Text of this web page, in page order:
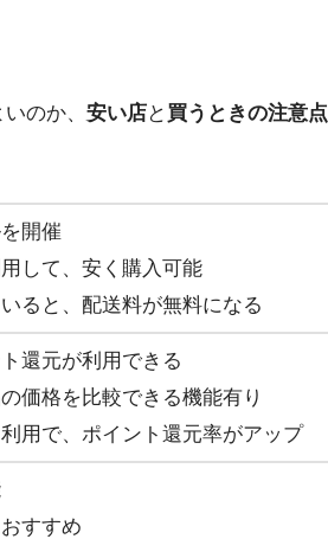
のか、 安い店と 買うときの注意点
開催
して、安く購入可能
ると、配送料が無料になる
還元が利用できる
価格を比較できる機能有り
用で、ポイント還元率がアップ
すすめ